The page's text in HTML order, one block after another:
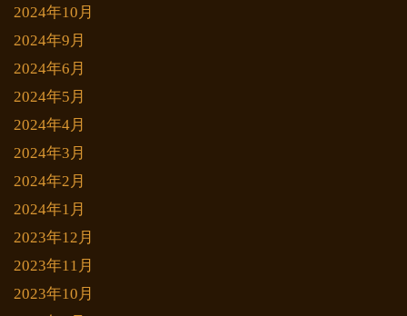
2024年10月
2024年9月
2024年6月
2024年5月
2024年4月
2024年3月
2024年2月
2024年1月
2023年12月
2023年11月
2023年10月